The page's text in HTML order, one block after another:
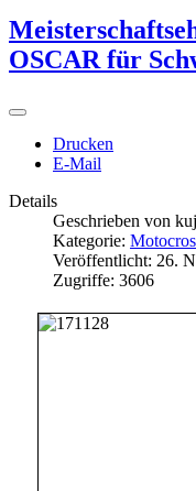
OSCAR für
Drucken
E-Mail
Details
Geschrieben von
Kategorie:
Veröffentlicht: 26.
Zugriffe: 3606